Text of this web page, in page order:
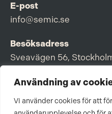
Användning av
Vi använder cookies för att
E-post
info@semic.se
Besöksadress
Sveavägen 56,
Postadress
Box 3159, 103 63